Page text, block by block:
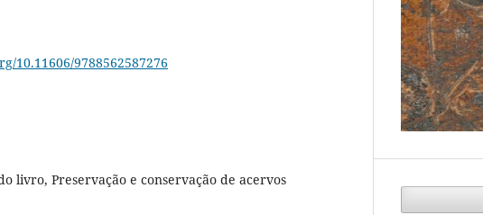
10.11606/9788562587276
livro, Preservação e conservação de acervos